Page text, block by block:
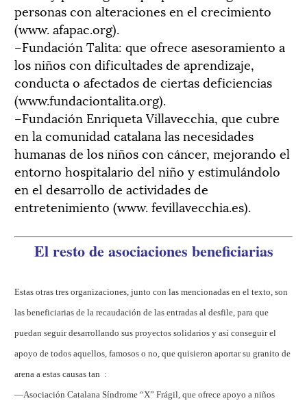
personas con alteraciones en el crecimiento
(www. afapac.org).
–Fundación Talita: que ofrece asesoramiento a
los niños con dificultades de aprendizaje,
conducta o afectados de ciertas deficiencias
(www.fundaciontalita.org).
–Fundación Enriqueta Villavecchia, que cubre
en la comunidad catalana las necesidades
humanas de los niños con cáncer, mejorando el
entorno hospitalario del niño y estimulándolo
en el desarrollo de actividades de
entretenimiento (www. fevillavecchia.es).
El resto de asociaciones beneficiarias
Estas otras tres organizaciones, junto con las mencionadas en el texto, son
las beneficiarias de la recaudación de las entradas al desfile, para que
puedan seguir desarrollando sus proyectos solidarios y así conseguir el
apoyo de todos aquellos, famosos o no, que quisieron aportar su granito de
arena a estas causas tan :
—Asociación Catalana Síndrome “X” Frágil, que ofrece apoyo a niños